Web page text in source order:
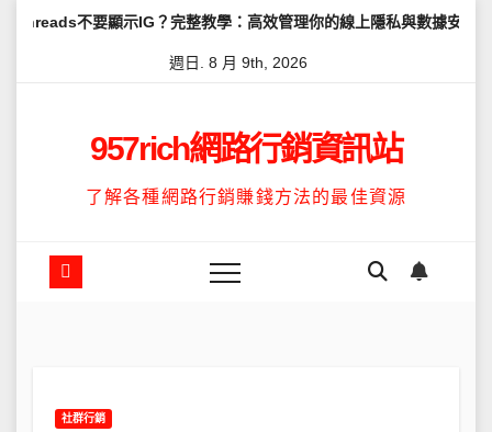
IG？完整教學：高效管理你的線上隱私與數據安全 怎麼讓
週日. 8 月 9th, 2026
957rich網路行銷資訊站
了解各種網路行銷賺錢方法的最佳資源
社群行銷